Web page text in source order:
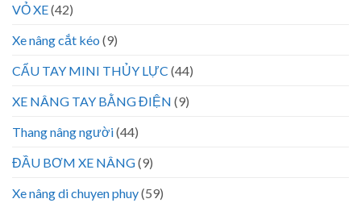
VỎ XE(42)
Xe nâng cắt kéo (9)
CẨU TAY MINI THỦY LỰC (44)
XE NÂNG TAY BẰNG ĐIỆN (9)
Thang nâng người(44)
ĐẦU BƠM XE NÂNG(9)
Xe nâng di chuyen phuy(59)